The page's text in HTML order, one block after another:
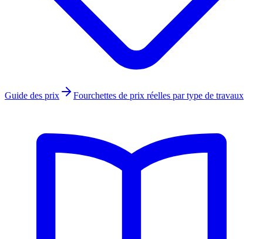
Guide des prix Fourchettes de prix réelles par type de travaux